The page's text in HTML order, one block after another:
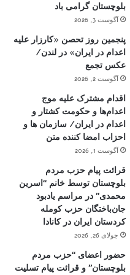
بلوچستان گرامی باد
آگوست 3, 2026
پنجمین روز تحصن «کارزار علیه
اعدام در ایران» در لندن/
عکس تجمع
آگوست 2, 2026
اقدام مشترک علیه موج
اعدام‌ها و حکومت کشتار و
اعدام در ایران/ سازمان ها و
احزاب امضا کننده متن
آگوست 1, 2026
قرائت پیام حزب مردم
بلوچستان توسط خانم “اسرین
محمدی” در مراسم یادبود
جان‌باختگان حزب کومله
کردستان ایران در کانادا
جولای 26, 2026
حضور اعضای “حزب مردم
بلوچستان” و قرائت پیام تسلیت